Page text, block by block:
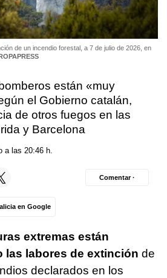
de un incendio forestal, a 7 de julio de 2026, en
están «muy
el Gobierno catalán,
de otros fuegos en las
y Barcelona
a las 20:46 h.
en Google
Comentar ·
extremas están
las labores de extinción de
declarados en los